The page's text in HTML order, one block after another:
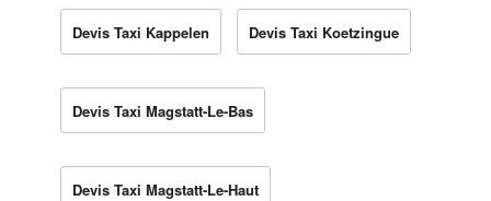
Devis Taxi Kappelen Devis Taxi Koetzingue
Devis Taxi Magstatt-Le-Bas
Devis Taxi Magstatt-Le-Haut